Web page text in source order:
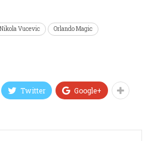
Nikola Vucevic
Orlando Magic
Twitter Google+